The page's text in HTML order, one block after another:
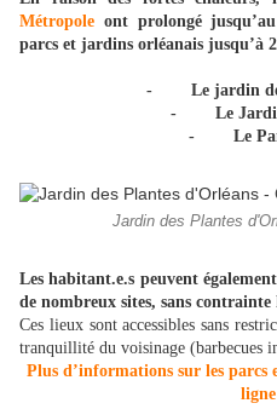
Métropole ont prolongé
parcs et jardins orléanais
- Le jardin de
- Le Jardin
- Le Parc
Jardin des Plantes
Les habitant.e.s peuvent
de nombreux sites, sans contrainte
Ces lieux sont accessibles sans
tranquillité du voisinage (barbecues
Plus d’informations sur les parcs